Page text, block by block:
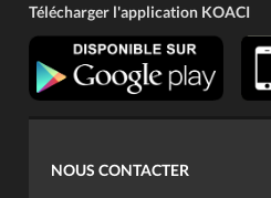
Télécharger l'application KOACI
NOUS CONTACTER